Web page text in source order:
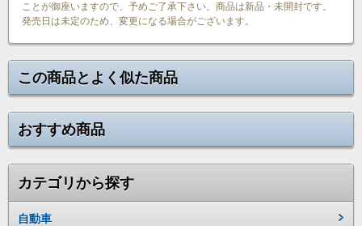
ことが御座いますので、予めご了承下さい。商品は新品・未開封です。
発売日は未定のため、変更になる場合がございます。
この商品とよく似た商品
おすすめ商品
カテゴリから探す
自動車